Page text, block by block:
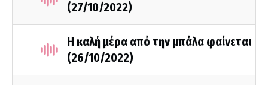
(27/10/2022)
Η καλή μέρα από την μπάλα φαίνεται
(26/10/2022)